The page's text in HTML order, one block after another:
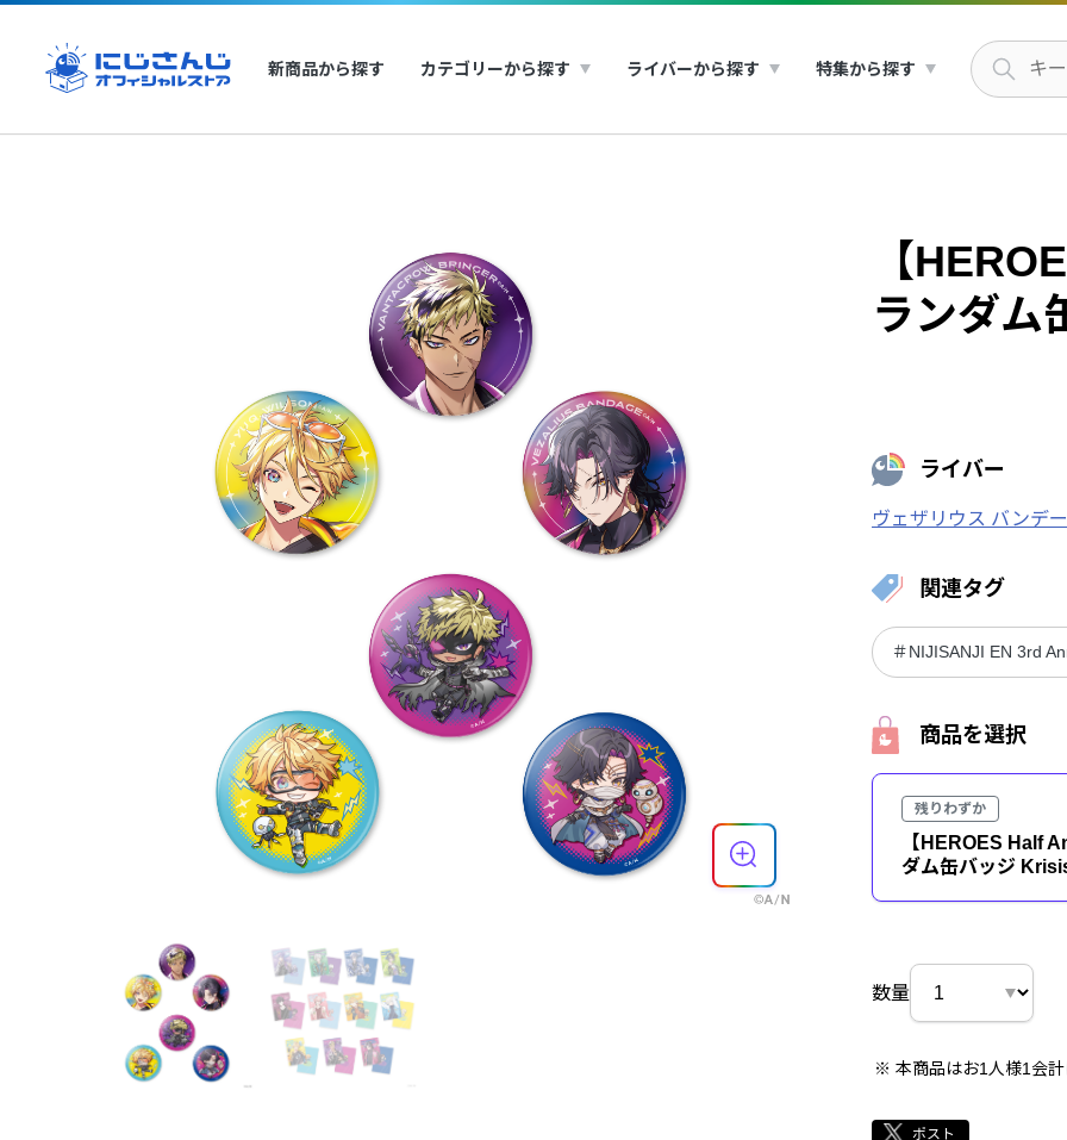
新商品から探す カテゴリーから探す ライバーから探す 特集から探す
【
ランダム
ライバー
ヴェザリウス バンデ
関連タグ
＃NIJISANJI EN 3rd
商品を選択
残りわずか
【HEROES Half
ダム缶バッジ
数量
本商品はお1人様1会